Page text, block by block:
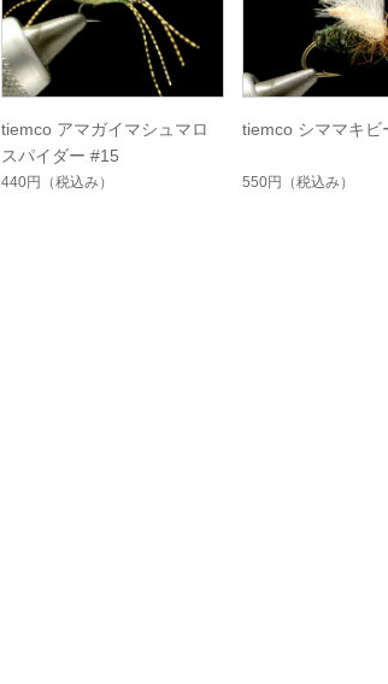
tiemco アマガイマシュマロ
スパイダー #15
440円 （税込み）
tiemco シママキビ
550円 （税込み）